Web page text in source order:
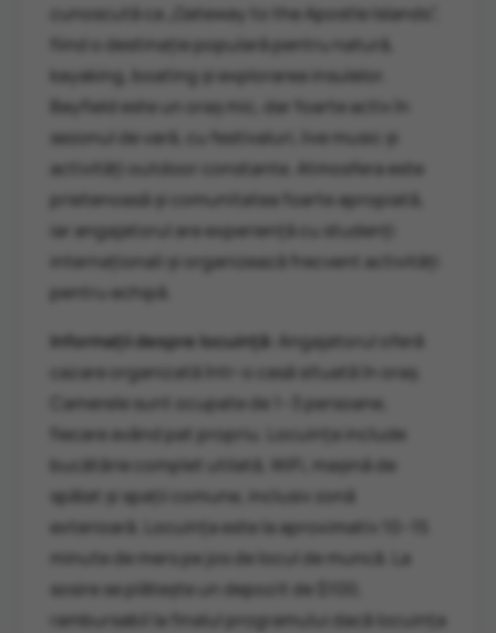
cunoscută ca „Gateway to the Apostle Islands”,
fiind o destinație populară pentru natură,
kayaking, boating și explorarea insulelor.
Bayfield este un oraș mic, dar foarte activ în
sezonul de vară, cu festivaluri, live music și
activități outdoor constante. Atmosfera este
prietenoasă și comunitatea foarte apropiată,
iar angajatorul are experiență cu studenți
internaționali și organizează frecvent activități
pentru echipă.
Informații despre locuință:
Angajatorul oferă
cazare organizată într-o casă situată în oraș.
Camerele sunt ocupate de 1–3 persoane,
fiecare având pat propriu. Locuința include
bucătărie complet utilată, WiFi, mașină de
spălat și spații comune, inclusiv zonă
exterioară. Locuința este la aproximativ 10–15
minute de mers pe jos de locul de muncă. La
sosire se plătește un depozit de $100,
rambursabil la finalul programului dacă locuința